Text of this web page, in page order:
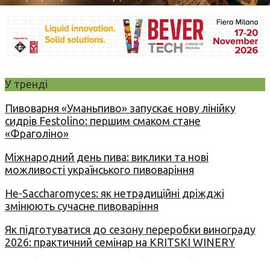
У тренді
Пивоварня «Уманьпиво» запускає нову лінійку
сидрів Festolino: першим смаком стане
«Фраголіно»
Міжнародний день пива: виклики та нові
можливості українського пивоваріння
Не-Saccharomyces: як нетрадиційні дріжджі
змінюють сучасне пивоваріння
Як підготуватися до сезону переробки винограду
2026: практичний семінар на KRITSKI WINERY